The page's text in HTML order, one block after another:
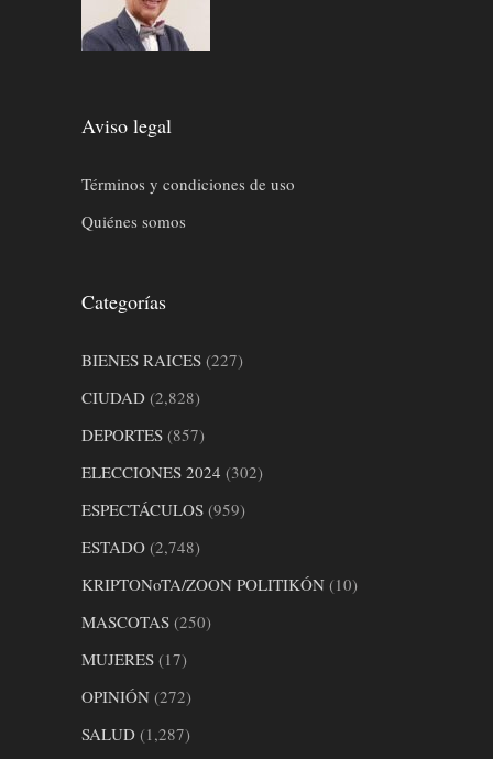
Aviso legal
Términos y condiciones de uso
Quiénes somos
Categorías
BIENES RAICES (227)
CIUDAD (2,828)
DEPORTES (857)
ELECCIONES 2024 (302)
ESPECTÁCULOS (959)
ESTADO (2,748)
KRIPTONoTA/ZOON POLITIKÓN (10)
MASCOTAS (250)
MUJERES (17)
OPINIÓN (272)
SALUD (1,287)